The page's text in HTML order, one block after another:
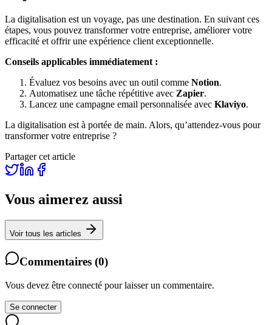
La digitalisation est un voyage, pas une destination. En suivant ces
étapes, vous pouvez transformer votre entreprise, améliorer votre
efficacité et offrir une expérience client exceptionnelle.
Conseils applicables immédiatement :
Évaluez vos besoins avec un outil comme Notion.
Automatisez une tâche répétitive avec Zapier.
Lancez une campagne email personnalisée avec Klaviyo.
La digitalisation est à portée de main. Alors, qu’attendez-vous pour
transformer votre entreprise ?
Partager cet article
Vous aimerez aussi
Voir tous les articles
Commentaires (0)
Vous devez être connecté pour laisser un commentaire.
Se connecter